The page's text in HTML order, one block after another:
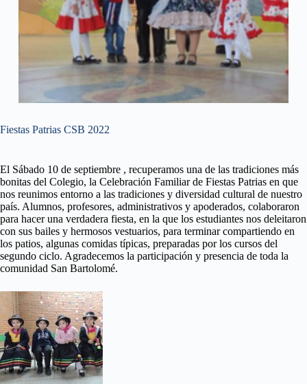
Fiestas Patrias CSB 2022
El Sábado 10 de septiembre , recuperamos una de las tradiciones más
bonitas del Colegio, la Celebración Familiar de Fiestas Patrias en que
nos reunimos entorno a las tradiciones y diversidad cultural de nuestro
país. Alumnos, profesores, administrativos y apoderados, colaboraron
para hacer una verdadera fiesta, en la que los estudiantes nos deleitaron
con sus bailes y hermosos vestuarios, para terminar compartiendo en
los patios, algunas comidas típicas, preparadas por los cursos del
segundo ciclo. Agradecemos la participación y presencia de toda la
comunidad San Bartolomé.